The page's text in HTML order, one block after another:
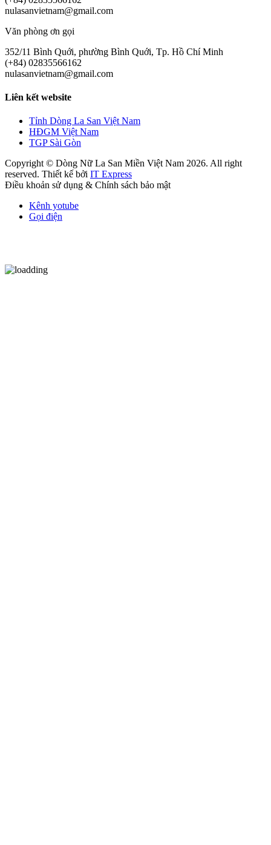
nulasanvietnam@gmail.com
Văn phòng ơn gọi
352/11 Bình Quới, phường Bình Quới, Tp. Hồ Chí Minh
(+84) 02835566162
nulasanvietnam@gmail.com
Liên kết website
Tỉnh Dòng La San Việt Nam
HĐGM Việt Nam
TGP Sài Gòn
Copyright © Dòng Nữ La San Miền Việt Nam 2026. All right
reserved. Thiết kế bởi IT Express
Điều khoản sử dụng & Chính sách bảo mật
Kênh yotube
Gọi điện